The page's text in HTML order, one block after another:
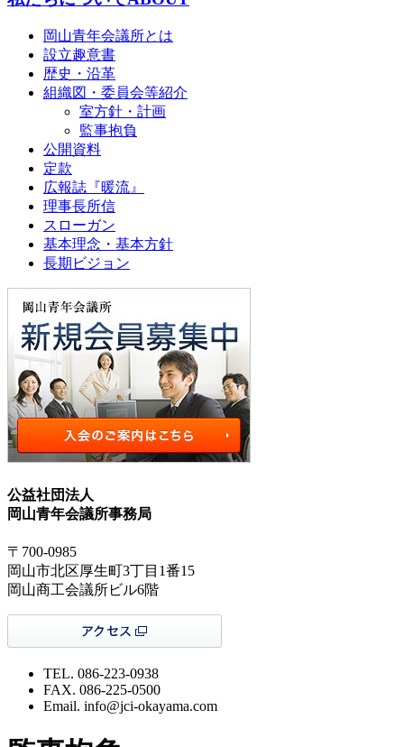
岡山青年会議所とは
設立趣意書
歴史・沿革
組織図・委員会等紹介
室方針・計画
監事抱負
公開資料
定款
広報誌『暖流』
理事長所信
スローガン
基本理念・基本方針
長期ビジョン
公益社団法人
岡山青年会議所事務局
〒700-0985
岡山市北区厚生町3丁目1番15
岡山商工会議所ビル6階
TEL. 086-223-0938
FAX. 086-225-0500
Email. info@jci-okayama.com